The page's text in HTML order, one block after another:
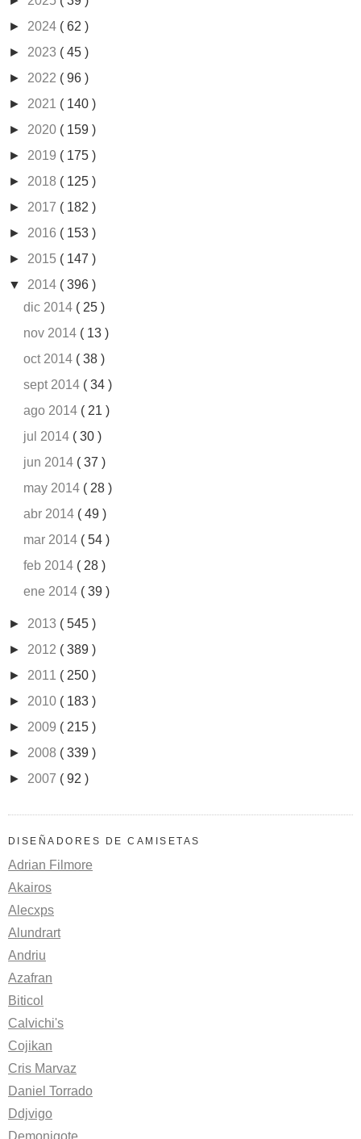
► 2024 ( 62 )
► 2023 ( 45 )
► 2022 ( 96 )
► 2021 ( 140 )
► 2020 ( 159 )
► 2019 ( 175 )
► 2018 ( 125 )
► 2017 ( 182 )
► 2016 ( 153 )
► 2015 ( 147 )
▼ 2014 ( 396 )
dic 2014 ( 25 )
nov 2014 ( 13 )
oct 2014 ( 38 )
sept 2014 ( 34 )
ago 2014 ( 21 )
jul 2014 ( 30 )
jun 2014 ( 37 )
may 2014 ( 28 )
abr 2014 ( 49 )
mar 2014 ( 54 )
feb 2014 ( 28 )
ene 2014 ( 39 )
► 2013 ( 545 )
► 2012 ( 389 )
► 2011 ( 250 )
► 2010 ( 183 )
► 2009 ( 215 )
► 2008 ( 339 )
► 2007 ( 92 )
DISEÑADORES DE CAMISETAS
Adrian Filmore
Akairos
Alecxps
Alundrart
Andriu
Azafran
Biticol
Calvichi's
Cojikan
Cris Marvaz
Daniel Torrado
Ddjvigo